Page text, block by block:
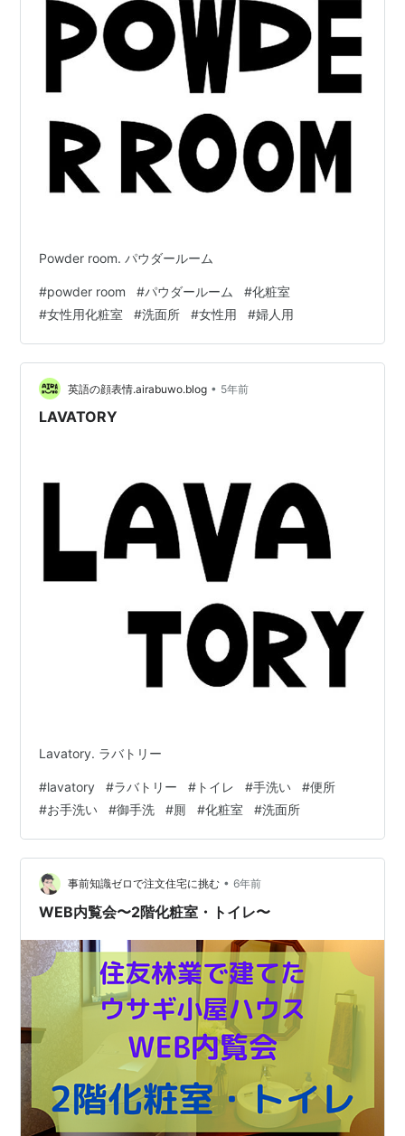
Powder room. パウダールーム
#powder room #パウダールーム #化粧室
#女性用化粧室 #洗面所 #女性用 #婦人用
英語の顔表情.airabuwo.blog • 5年前
LAVATORY
Lavatory. ラバトリー
#lavatory #ラバトリー # トイレ #手洗い #便所
#お手洗い #御手洗 #厠 #化粧室 #洗面所
事前知識ゼロで注文住宅に挑む • 6年前
WEB内覧会〜2階化粧室・トイレ〜